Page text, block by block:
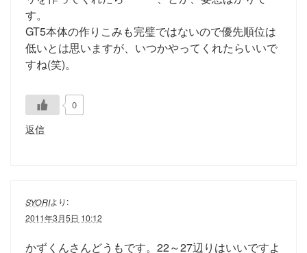
す。
GT5本体の作りこみも完璧ではないので優先順位は
低いとは思いますが、いつかやってくれたらいいで
すね(笑)。
0
返信
SYORIより:
2011年3月5日 10:12
かずくんさんどうもです。22～27辺りはいいですよ